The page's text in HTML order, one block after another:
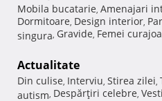
Mobila bucatarie, Amenajari
Dormitoare, Design interior,
singura, Gravide, Femei
Actualitate
Din culise, Interviu, Stirea zilei,
autism, Despărţiri celebre,